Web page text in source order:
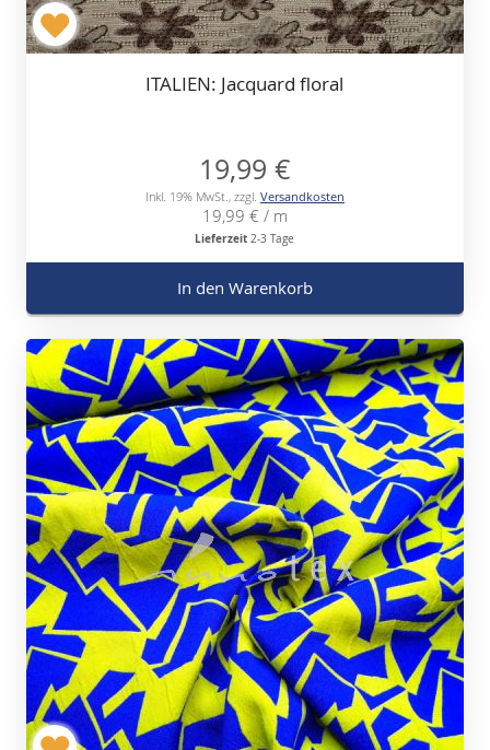
ITALIEN: Jacquard floral
19,99 €
Inkl. 19% MwSt. , zzgl. Versandkosten
19,99 € / m
Lieferzeit 2-3 Tage
In den Warenkorb